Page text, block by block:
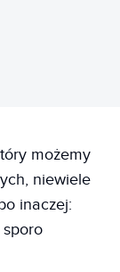
możemy
niewiele
inaczej: